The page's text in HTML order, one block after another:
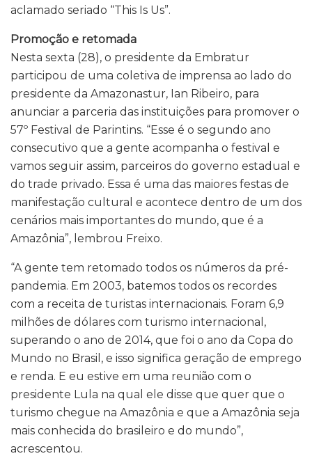
aclamado seriado “This Is Us”.
Promoção e retomada
Nesta sexta (28), o presidente da Embratur
participou de uma coletiva de imprensa ao lado do
presidente da Amazonastur, Ian Ribeiro, para
anunciar a parceria das instituições para promover o
57º Festival de Parintins. “Esse é o segundo ano
consecutivo que a gente acompanha o festival e
vamos seguir assim, parceiros do governo estadual e
do trade privado. Essa é uma das maiores festas de
manifestação cultural e acontece dentro de um dos
cenários mais importantes do mundo, que é a
Amazônia”, lembrou Freixo.
“A gente tem retomado todos os números da pré-
pandemia. Em 2003, batemos todos os recordes
com a receita de turistas internacionais. Foram 6,9
milhões de dólares com turismo internacional,
superando o ano de 2014, que foi o ano da Copa do
Mundo no Brasil, e isso significa geração de emprego
e renda. E eu estive em uma reunião com o
presidente Lula na qual ele disse que quer que o
turismo chegue na Amazônia e que a Amazônia seja
mais conhecida do brasileiro e do mundo”,
acrescentou.